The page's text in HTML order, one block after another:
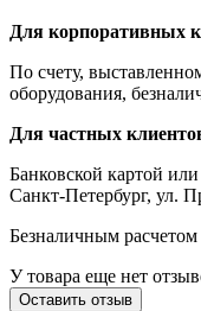
Для корпоративных
По счету,
оборудования,
Для частных
Банковской картой
Санкт-Петербург, ул.
Безналичным
У товара еще нет
Оставить отзыв